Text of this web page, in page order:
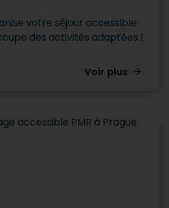
votre séjour accessible
des activités adaptées !
Voir plus